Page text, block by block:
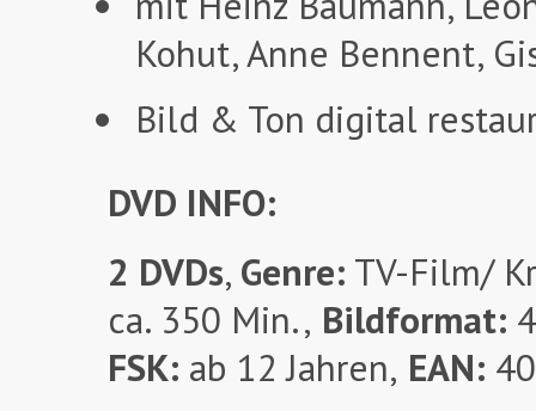
Kohut, Anne Bennent,
Bild & Ton digital
DVD INFO:
2 DVDs, Genre: TV-Film/
ca. 350 Min., Bildformat:
FSK: ab 12 Jahren, EAN: